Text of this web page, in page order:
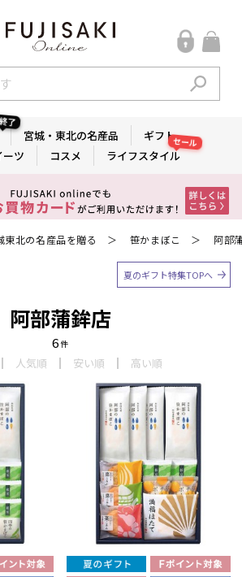
了
宮城・東北の名産品
ギフト
ーツ
コスメ ライフスタイル
セール
東北の名産品を贈る ＞ 笹かまぼこ ＞ 阿部
夏のギフト特集TOPへ
阿部蒲鉾店
6件
人気順 安い順 高い順